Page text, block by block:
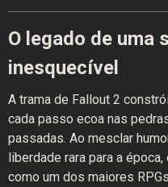
O legado de uma
inesquecível
A trama de Fallout 2
cada passo ecoa nas
passadas. Ao mesclar
liberdade rara para a
como um dos maiores